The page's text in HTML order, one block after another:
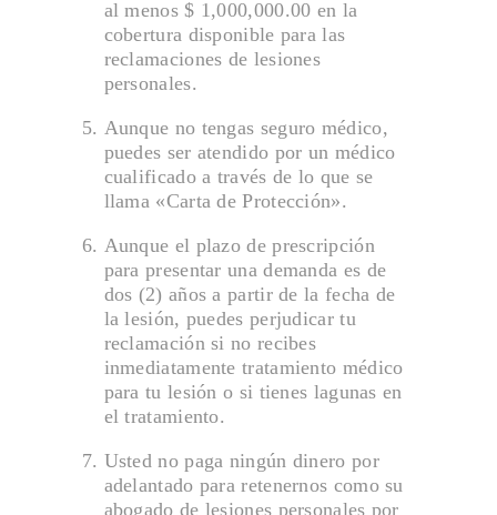
al menos $ 1,000,000.00 en la
cobertura disponible para las
reclamaciones de lesiones
personales.
Aunque no tengas seguro médico,
puedes ser atendido por un médico
cualificado a través de lo que se
llama «Carta de Protección».
Aunque el plazo de prescripción
para presentar una demanda es de
dos (2) años a partir de la fecha de
la lesión, puedes perjudicar tu
reclamación si no recibes
inmediatamente tratamiento médico
para tu lesión o si tienes lagunas en
el tratamiento.
Usted no paga ningún dinero por
adelantado para retenernos como su
abogado de lesiones personales por